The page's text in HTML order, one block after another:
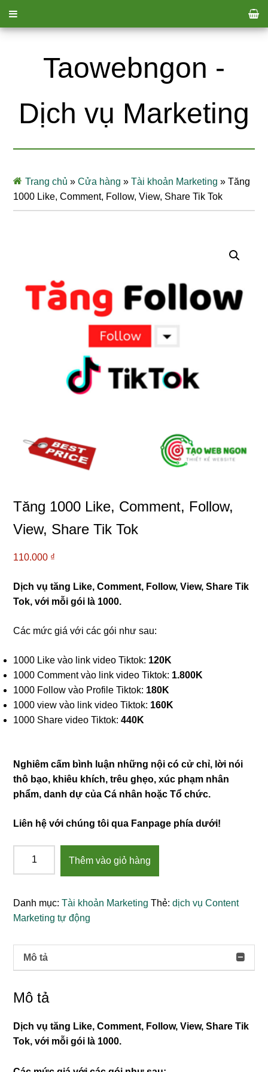
Taowebngon -
Dịch vụ Marketing
Trang chủ »Cửa hàng »Tài khoản Marketing »Tăng
1000 Like, Comment, Follow, View, Share Tik Tok
Tăng 1000 Like, Comment, Follow,
View, Share Tik Tok
110.000 ₫
Dịch vụ tăng Like, Comment, Follow, View, Share Tik
Tok, với mỗi gói là 1000.
Các mức giá với các gói như sau:
1000 Like vào link video Tiktok: 120K
1000 Comment vào link video Tiktok: 1.800K
1000 Follow vào Profile Tiktok: 180K
1000 view vào link video Tiktok: 160K
1000 Share video Tiktok:440K
Nghiêm cấm bình luận những nội có cử chỉ, lời nói
thô bạo, khiêu khích, trêu ghẹo, xúc phạm nhân
phẩm, danh dự của Cá nhân hoặc Tổ chức.
Liên hệ với chúng tôi qua Fanpage phía dưới!
Comment,
Follow,
Share
Tik
Tok
lượng
Thêm vào giỏ hàng
Danh mục:Tài khoản Marketing Thẻ:dịch vụ Content
Marketing tự động
Mô tả
Mô tả
Dịch vụ tăng Like, Comment, Follow, View, Share Tik
Tok, với mỗi gói là 1000.